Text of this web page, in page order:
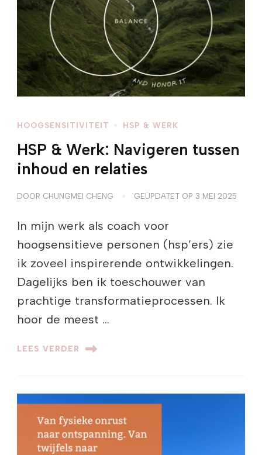
HOOGSENSITIVITEIT HSP & WERK
HSP & Werk: Navigeren tussen
inhoud en relaties
DOOR CHUNGMEI CHENG GEÜPDATET OP 3 MEI 2025
In mijn werk als coach voor
hoogsensitieve personen (hsp’ers) zie
ik zoveel inspirerende ontwikkelingen.
Dagelijks ben ik toeschouwer van
prachtige transformatieprocessen. Ik
hoor de meest …
LEES VERDER